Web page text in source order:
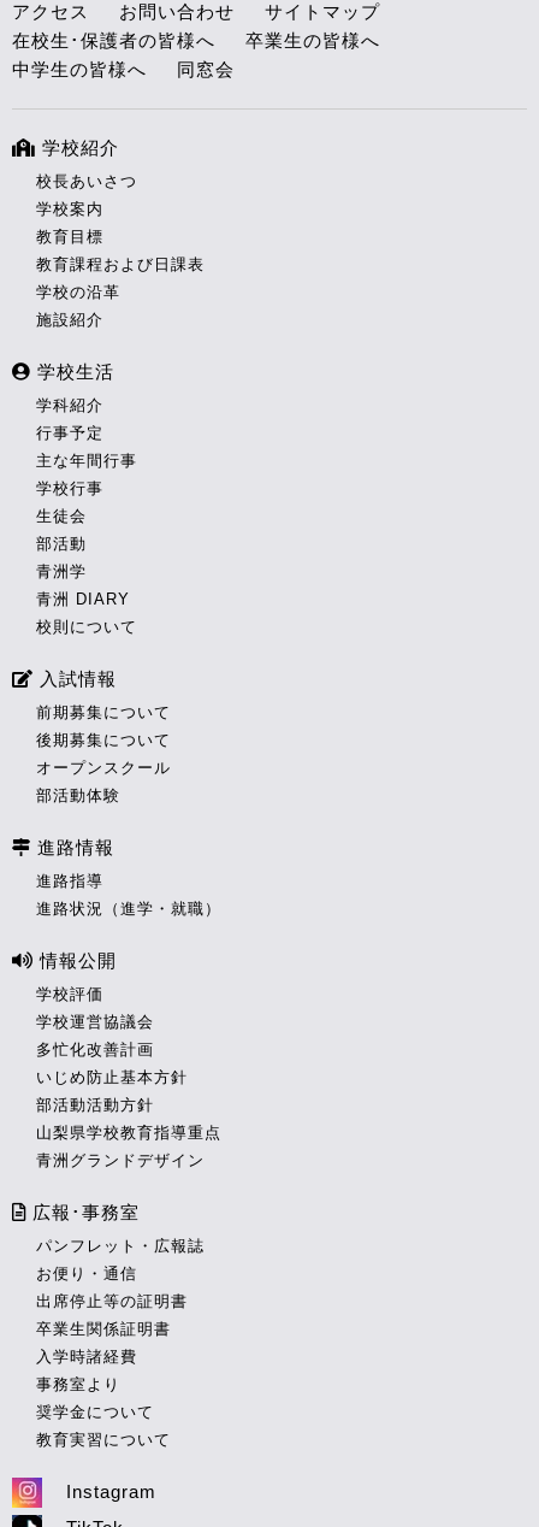
アクセス お問い合わせ
サイトマップ
在校生･保護者の皆様へ
卒業生の皆様へ
中学生の皆様へ
同窓会
学校紹介
校長あいさつ
学校案内
教育目標
教育課程および日課表
学校の沿革
施設紹介
学校生活
学科紹介
行事予定
主な年間行事
学校行事
生徒会
部活動
青洲学
青洲 DIARY
校則について
入試情報
前期募集について
後期募集について
オープンスクール
部活動体験
進路情報
進路指導
進路状況（進学・就職）
情報公開
学校評価
学校運営協議会
多忙化改善計画
いじめ防止基本方針
部活動活動方針
山梨県学校教育指導重点
青洲グランドデザイン
広報･事務室
パンフレット・広報誌
お便り・通信
出席停止等の証明書
卒業生関係証明書
入学時諸経費
事務室より
奨学金について
教育実習について
Instagram